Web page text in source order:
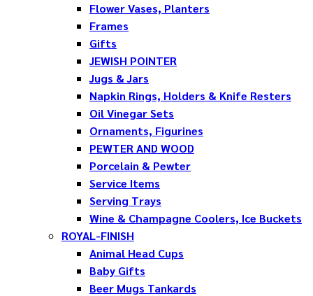
Flower Vases, Planters
Frames
Gifts
JEWISH POINTER
Jugs & Jars
Napkin Rings, Holders & Knife Resters
Oil Vinegar Sets
Ornaments, Figurines
PEWTER AND WOOD
Porcelain & Pewter
Service Items
Serving Trays
Wine & Champagne Coolers, Ice Buckets
ROYAL-FINISH
Animal Head Cups
Baby Gifts
Beer Mugs Tankards